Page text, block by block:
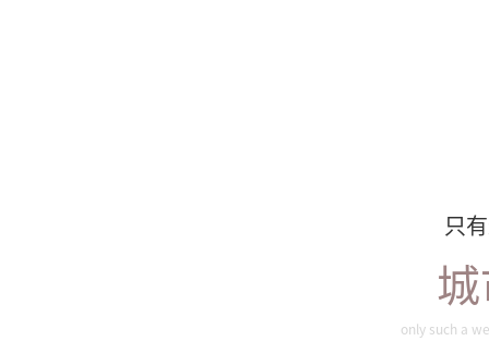
只
only such a